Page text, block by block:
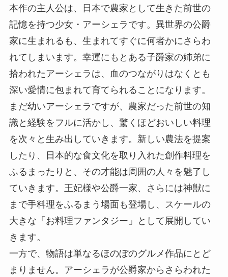
本作の主人公は、日本で農家として生きた前世の
記憶を持つ少女・アーシェラです。異世界の公爵
家に生まれるも、生まれてすぐに何者かにさらわ
れてしまいます。幸運にもとある子爵家の姉弟に
拾われたアーシェラは、血のつながりはなくとも
深い愛情に包まれて育てられることになります。
まだ幼いアーシェラですが、農家だった前世の知
識と経験をフルに活かし、驚くほどおいしい料理
を次々と生み出していきます。新しい農法を提案
したり、日本的な食文化を取り入れた創作料理を
ふるまったりと、その才能は周囲の人々を魅了し
ていきます。王妃様や公爵一家、さらには神獣に
まで手料理をふるまう場面も登場し、スケールの
大きな「お料理ファンタジー」として展開してい
きます。
一方で、物語は単なるほのぼのグルメ作品にとど
まりません。アーシェラが公爵家からさらわれた